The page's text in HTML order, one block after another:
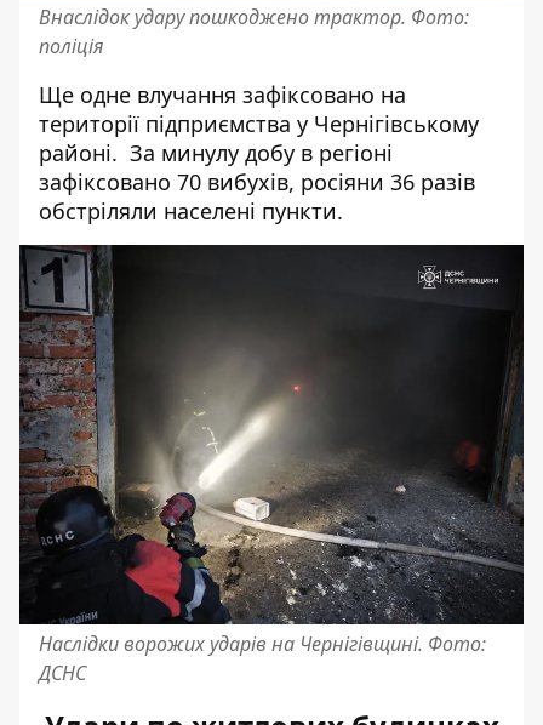
Внаслідок удару пошкоджено трактор. Фото:
поліція
Ще одне влучання зафіксовано на
території підприємства у Чернігівському
районі. За минулу добу в регіоні
зафіксовано 70 вибухів, росіяни 36 разів
обстріляли населені пункти.
Наслідки ворожих ударів на Чернігівщині. Фото:
ДСНС